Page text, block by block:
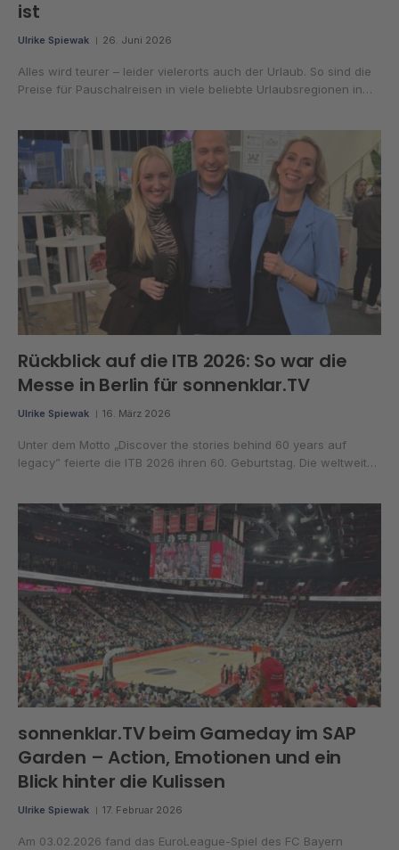
ist
Ulrike Spiewak 26. Juni 2026
Alles wird teurer – leider vielerorts auch der Urlaub. So sind die
Preise für Pauschalreisen in viele beliebte Urlaubsregionen in…
Rückblick auf die ITB 2026: So war die
Messe in Berlin für sonnenklar.TV
Ulrike Spiewak 16. März 2026
Unter dem Motto „Discover the stories behind 60 years auf
legacy” feierte die ITB 2026 ihren 60. Geburtstag. Die weltweit…
sonnenklar.TV beim Gameday im SAP
Garden – Action, Emotionen und ein
Blick hinter die Kulissen
Ulrike Spiewak 17. Februar 2026
Am 03.02.2026 fand das EuroLeague-Spiel des FC Bayern